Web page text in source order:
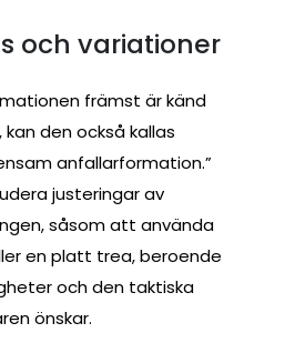
och variationer
främst är känd
den också kallas
anfallarformation.”
justeringar av
såsom att använda
en platt trea, beroende
och den taktiska
önskar.